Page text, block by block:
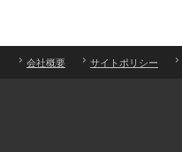
会社概要 サイトポリシー